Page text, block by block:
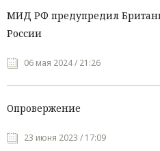
МИД РФ предупредил
России
06 мая 2024 / 21:26
Опровержение
23 июня 2023 / 17:09